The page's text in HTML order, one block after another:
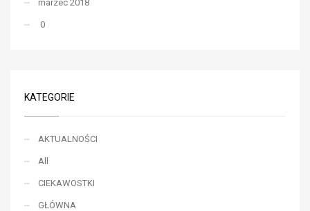
marzec 2018
0
KATEGORIE
AKTUALNOŚCI
All
CIEKAWOSTKI
GŁÓWNA